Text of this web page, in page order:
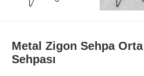
Metal Zigon Sehpa
Sehpası